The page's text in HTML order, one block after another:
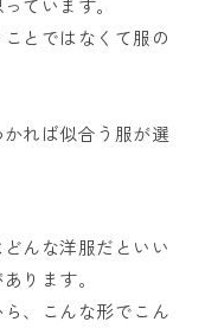
ています。
とではなくて服の
れば似合う服が選
んな洋服だといい
ります。
、こんな形でこん